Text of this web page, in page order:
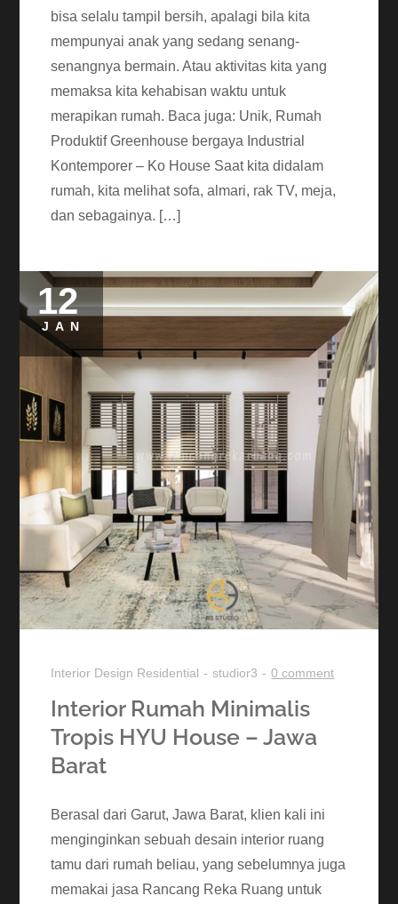
bisa selalu tampil bersih, apalagi bila kita
mempunyai anak yang sedang senang-
senangnya bermain. Atau aktivitas kita yang
memaksa kita kehabisan waktu untuk
merapikan rumah. Baca juga: Unik, Rumah
Produktif Greenhouse bergaya Industrial
Kontemporer – Ko House Saat kita didalam
rumah, kita melihat sofa, almari, rak TV, meja,
dan sebagainya. […]
12
JAN
Interior Design Residential studior3 0 comment
Interior Rumah Minimalis
Tropis HYU House – Jawa
Barat
Berasal dari Garut, Jawa Barat, klien kali ini
menginginkan sebuah desain interior ruang
tamu dari rumah beliau, yang sebelumnya juga
memakai jasa Rancang Reka Ruang untuk